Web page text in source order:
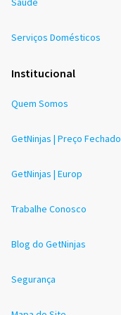
Serviços Domésticos
Institucional
Quem Somos
GetNinjas | Preço Fechado
GetNinjas | Europ
Trabalhe Conosco
Blog do GetNinjas
Segurança